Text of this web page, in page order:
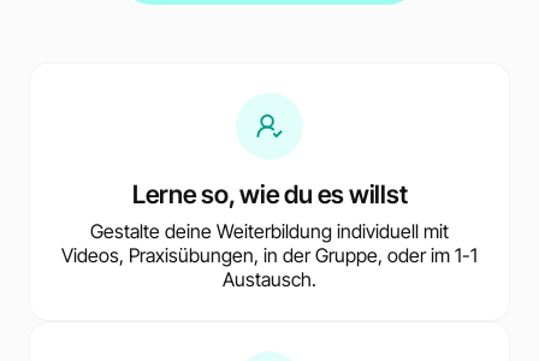
Lerne so, wie du es willst
Gestalte deine Weiterbildung individuell mit
Videos, Praxisübungen, in der Gruppe, oder im 1-1
Austausch.